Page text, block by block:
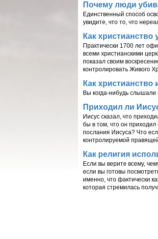
Почему люди
Единственный способ
увидите, что то, что
Как христианство
Практически 1700 лет
всеми христианскими
показал своим
контролировать Живого
Как христианство
Вы когда-нибудь слышали
Приходил ли
Иисус сказал, что
бы в том, что он приходил
послания Иисуса? Что
контролируемой
Как религия
Если вы верите всему,
если вы готовы
именно, что фактически
которая стремилась